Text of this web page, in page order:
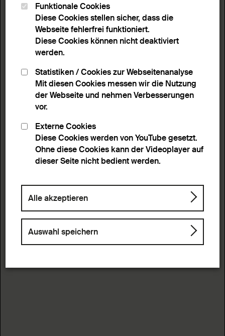
Funktionale Cookies
Diese Cookies stellen sicher, dass die
Webseite fehlerfrei funktioniert.
Diese Cookies können nicht deaktiviert
werden.
Statistiken / Cookies zur Webseitenanalyse
Mit diesen Cookies messen wir die Nutzung
der Webseite und nehmen Verbesserungen
vor.
Externe Cookies
Diese Cookies werden von YouTube gesetzt.
Ohne diese Cookies kann der Videoplayer auf
dieser Seite nicht bedient werden.
Alle akzeptieren
Auswahl speichern